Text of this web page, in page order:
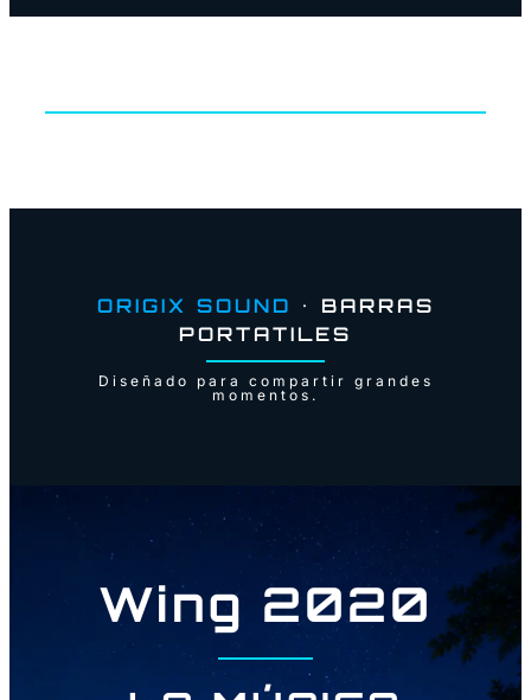
ORIGIX SOUND
• BARRAS
PORTATILES
Diseñado para compartir grandes
momentos.
Wing 2020